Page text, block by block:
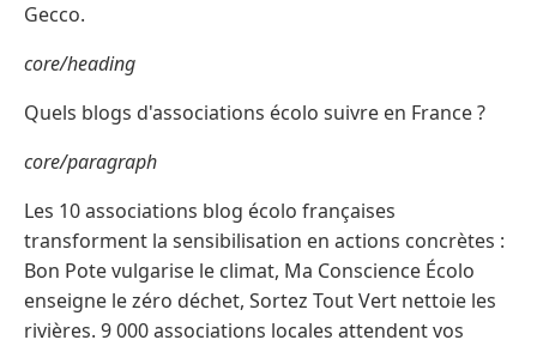
Gecco.
core/heading
Quels blogs d'associations écolo suivre en France ?
core/paragraph
Les 10 associations blog écolo françaises
transforment la sensibilisation en actions concrètes :
Bon Pote vulgarise le climat, Ma Conscience Écolo
enseigne le zéro déchet, Sortez Tout Vert nettoie les
rivières. 9 000 associations locales attendent vos